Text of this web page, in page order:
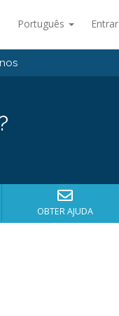
Português Entrar
OBTER AJUDA